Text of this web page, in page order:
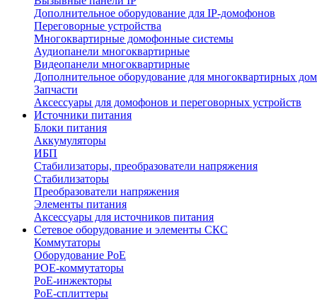
Дополнительное оборудование для IP-домофонов
Переговорные устройства
Многоквартирные домофонные системы
Аудиопанели многоквартирные
Видеопанели многоквартирные
Дополнительное оборудование для многоквартирных
Запчасти
Аксессуары для домофонов и переговорных устройств
Источники питания
Блоки питания
Аккумуляторы
ИБП
Стабилизаторы, преобразователи напряжения
Стабилизаторы
Преобразователи напряжения
Элементы питания
Аксессуары для источников питания
Сетевое оборудование и элементы СКС
Коммутаторы
Оборудование PoE
POE-коммутаторы
PoE-инжекторы
PoE-сплиттеры